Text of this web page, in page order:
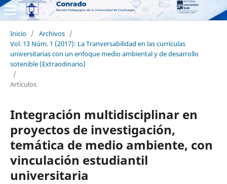
Inicio / Archivos /
Vol. 13 Núm. 1 (2017): La Tranversabilidad en las currículas
universitarias con un enfoque medio ambiental y de desarrollo
sotenible (Extraodinario)
/
Artículos
Integración multidisciplinar en
proyectos de investigación,
temática de medio ambiente, con
vinculación estudiantil
universitaria